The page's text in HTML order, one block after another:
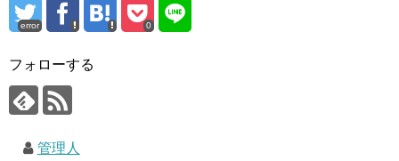
error 0
フォローする
管理人